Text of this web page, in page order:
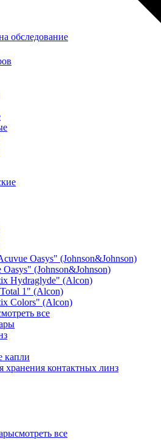
обследование
Oasys" (Johnson&Johnson)
(Johnson&Johnson)
Hydraglyde" (Alcon)
1" (Alcon)
Colors" (Alcon)
все
капли
хранения контактных линз
смотреть все